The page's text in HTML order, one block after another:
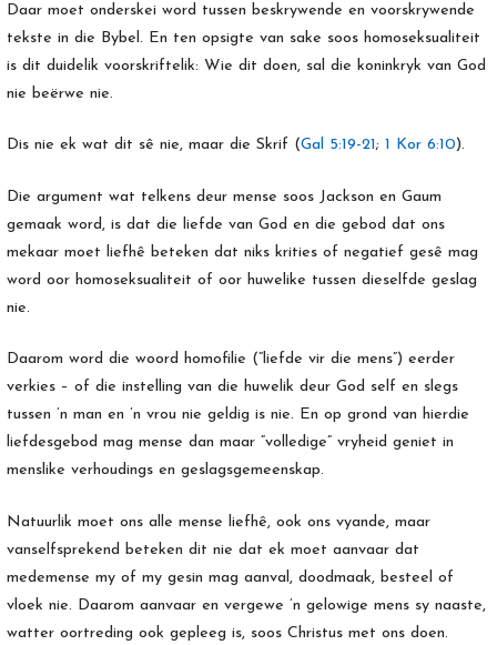
Daar moet onderskei word tussen beskrywende en voorskrywende
tekste in die Bybel. En ten opsigte van sake soos homoseksualiteit
is dit duidelik voorskriftelik: Wie dit doen, sal die koninkryk van God
nie beërwe nie.
Dis nie ek wat dit sê nie, maar die Skrif (Gal 5:19-21;1 Kor 6:10).
Die argument wat telkens deur mense soos Jackson en Gaum
gemaak word, is dat die liefde van God en die gebod dat ons
mekaar moet liefhê beteken dat niks krities of negatief gesê mag
word oor homoseksualiteit of oor huwelike tussen dieselfde geslag
nie.
Daarom word die woord homofilie (“liefde vir die mens”) eerder
verkies – of die instelling van die huwelik deur God self en slegs
tussen ’n man en ’n vrou nie geldig is nie. En op grond van hierdie
liefdesgebod mag mense dan maar “volledige” vryheid geniet in
menslike verhoudings en geslagsgemeenskap.
Natuurlik moet ons alle mense liefhê, ook ons vyande, maar
vanselfsprekend beteken dit nie dat ek moet aanvaar dat
medemense my of my gesin mag aanval, doodmaak, besteel of
vloek nie. Daarom aanvaar en vergewe ’n gelowige mens sy naaste,
watter oortreding ook gepleeg is, soos Christus met ons doen.